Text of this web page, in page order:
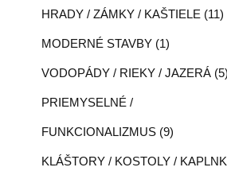
HRADY / ZÁMKY / KAŠTIELE (11)
MODERNÉ STAVBY (1)
VODOPÁDY / RIEKY / JAZERÁ (5)
PRIEMYSELNÉ /
FUNKCIONALIZMUS (9)
KLÁŠTORY / KOSTOLY /